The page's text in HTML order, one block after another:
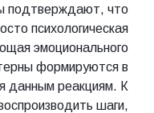
подтверждают, что
психологическая
эмоционального
формируются в
данным реакциям. К
шаги,